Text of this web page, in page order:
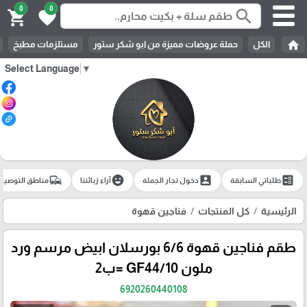
Select Language ▼
search
0
favorite
0
shopping_cart
home الكل حملة عروضات مميزة من ابو شكر ستور مستلزمات مطبخ
ballotطلباتي السابقة account_boxدخول تجار الجملة emoji_emotionsآراء زبائننا commuteمناطق
الرئيسية كل المنتجات فناجين قهوة
طقم فناجين قهوة 6/6 بورسلان ابيض مرسم ورد
ملون GF44/10 =ب2
6920260440108